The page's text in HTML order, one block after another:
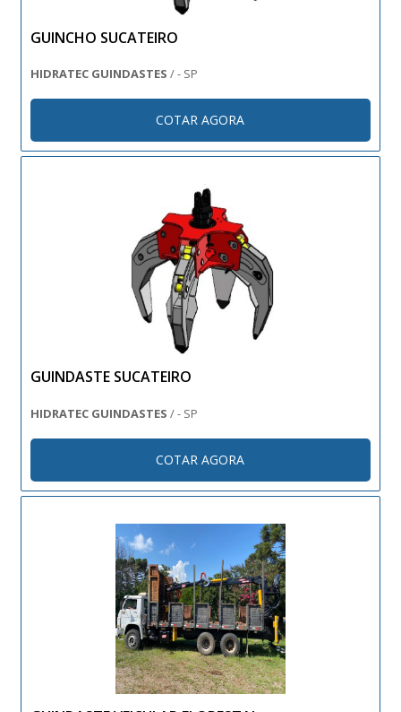
GUINCHO SUCATEIRO
HIDRATEC GUINDASTES/ - SP
COTAR AGORA
GUINDASTE SUCATEIRO
HIDRATEC GUINDASTES/ - SP
COTAR AGORA